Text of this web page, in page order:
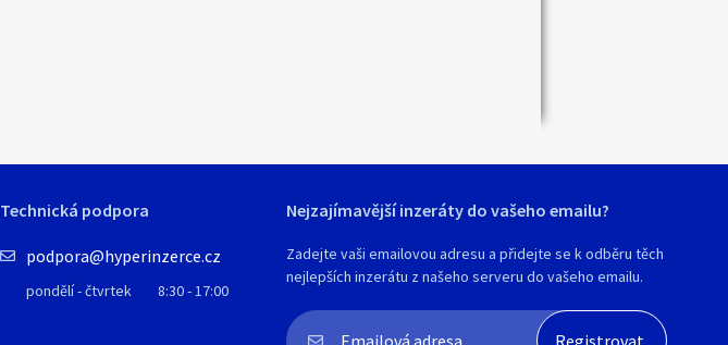
Technická podpora
podpora@hyperinzerce.cz
pondělí - čtvrtek 8:30 - 17:00
Nejzajímavější inzeráty do vašeho emailu?
Zadejte vaši emailovou adresu a přidejte se k odběru těch
nejlepších inzerátu z našeho serveru do vašeho emailu.